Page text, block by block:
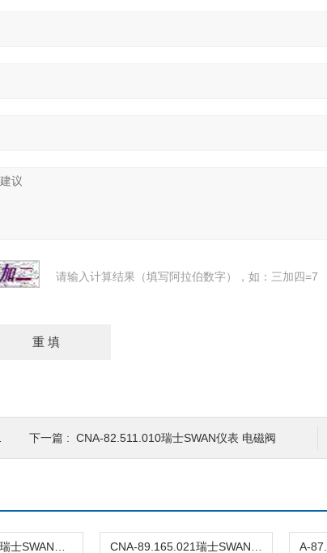
请输入计算结果（填写阿拉伯数字），如：三加四=7
下一篇 : CNA-82.511.010瑞士SWAN仪表 电磁阀